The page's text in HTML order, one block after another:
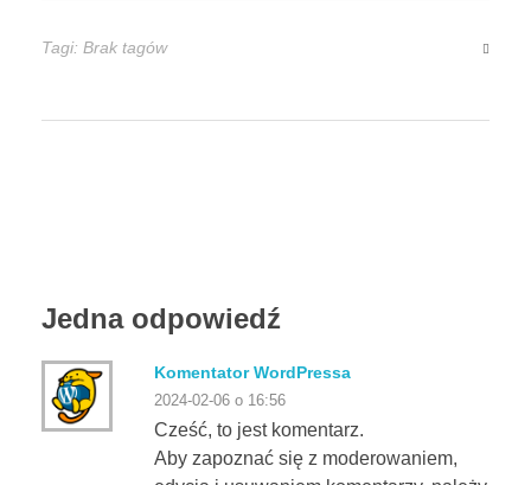
Tagi: Brak tagów
Jedna odpowiedź
Komentator WordPressa
2024-02-06 o 16:56
Cześć, to jest komentarz.
Aby zapoznać się z moderowaniem,